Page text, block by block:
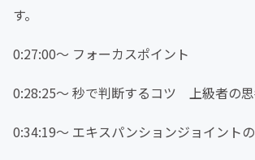
す。
0:27:00〜 フォーカスポイント
0:28:25〜 秒で判断するコツ 上級者の
0:34:19〜 エキスパンションジョイント